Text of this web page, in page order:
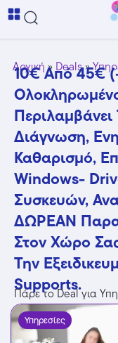
Αρχική» Deals»
10€ Από 45€
Περιλαμβάνει
Διάγνωση,
Καθαρισμό,
Windows-
Συσκευών,
ΔΩΡΕΑΝ
Στον Χώρο
Την
Supports.
Πάρε το Deal για
Υπηρεσίες